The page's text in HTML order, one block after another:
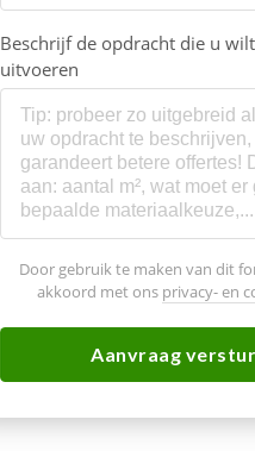
Beschrijf de opdracht die u
uitvoeren
Door gebruik te maken van dit
akkoord met ons privacy- en
Aanvraag